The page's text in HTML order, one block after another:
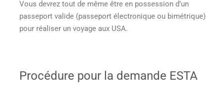
Vous devrez tout de même être en possession d’un
passeport valide (passeport électronique ou bimétrique)
pour réaliser un voyage aux USA.
Procédure pour la demande ESTA